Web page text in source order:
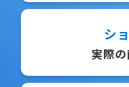
シ
実際